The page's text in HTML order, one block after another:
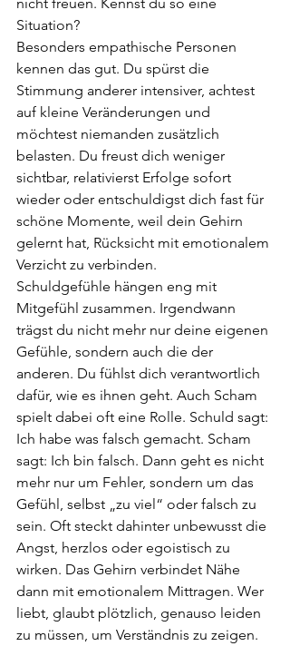
Situation?
Besonders empathische Personen
kennen das gut. Du spürst die
Stimmung anderer intensiver, achtest
auf kleine Veränderungen und
möchtest niemanden zusätzlich
belasten. Du freust dich weniger
sichtbar, relativierst Erfolge sofort
wieder oder entschuldigst dich fast für
schöne Momente, weil dein Gehirn
gelernt hat, Rücksicht mit emotionalem
Verzicht zu verbinden.
Schuldgefühle hängen eng mit
Mitgefühl zusammen. Irgendwann
trägst du nicht mehr nur deine eigenen
Gefühle, sondern auch die der
anderen. Du fühlst dich verantwortlich
dafür, wie es ihnen geht. Auch Scham
spielt dabei oft eine Rolle. Schuld sagt:
Ich habe was falsch gemacht. Scham
sagt: Ich bin falsch. Dann geht es nicht
mehr nur um Fehler, sondern um das
Gefühl, selbst „zu viel“ oder falsch zu
sein. Oft steckt dahinter unbewusst die
Angst, herzlos oder egoistisch zu
wirken. Das Gehirn verbindet Nähe
dann mit emotionalem Mittragen. Wer
liebt, glaubt plötzlich, genauso leiden
zu müssen, um Verständnis zu zeigen.